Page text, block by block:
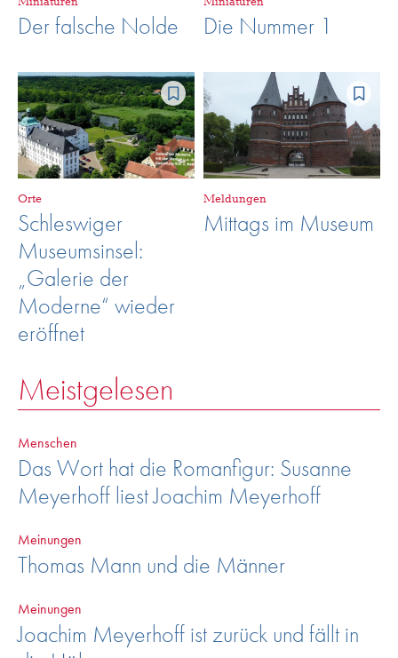
Der falsche Nolde Die Nummer 1
Orte
Schleswiger
Museumsinsel:
„Galerie der
Moderne“ wieder
eröffnet
Meldungen
Mittags im Museum
Meistgelesen
Menschen
Das Wort hat die Romanfigur: Susanne
Meyerhoff liest Joachim Meyerhoff
Meinungen
Thomas Mann und die Männer
Meinungen
Joachim Meyerhoff ist zurück und fällt in